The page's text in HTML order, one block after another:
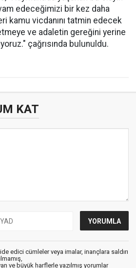
edeceğimizi bir kez daha
kamu vicdanını tatmin edecek
ve adaletin gereğini yerine
çağrısında bulunuldu.
KAT
edici cümleler veya imalar, inançlara saldırı
ve büyük harflerle yazılmış yorumlar